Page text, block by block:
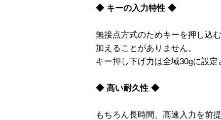
◆ キーの入力特性 ◆
無接点方式のためキーを押し込
加えることがありません。
キー押し下げ力は全域30gに設
◆ 高い耐久性 ◆
もちろん長時間、高速入力を前